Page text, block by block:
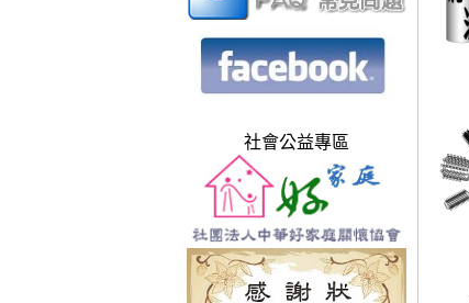
社會公益專區